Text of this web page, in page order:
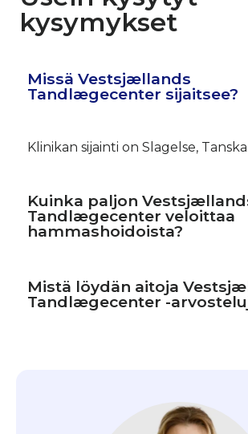
kysymykset
Missä Vestsjællands
Tandlægecenter sijaitsee?
Klinikan sijainti on Slagelse, Tanska.
Kuinka paljon
Tandlægecenter veloittaa
hammashoidoista?
Mistä löydän aitoja
Tandlægecenter -